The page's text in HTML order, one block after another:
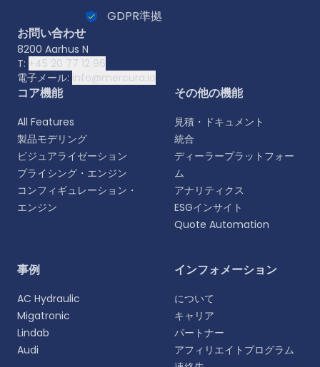
言語を選択
語をお選びください。
GDPR準拠
お問い合わせ
8200 Aarhus N
T: +45 20 77 12 96
電子メール: info@mercura.io
コア機能
All Features
製品モデリング
ビジュアライゼーション
プライシング・エンジン
コンフィギュレーション・
エンジン
その他の機能
見積・ドキュメント
統合
ディーラープラットフォー
ム
アナリティクス
ESGインサイト
Quote Automation
事例
AC Hydraulic
Migatronic
Lindab
Audi
インフォメーション
について
キャリア
パートナー
アフィリエイトプログラム